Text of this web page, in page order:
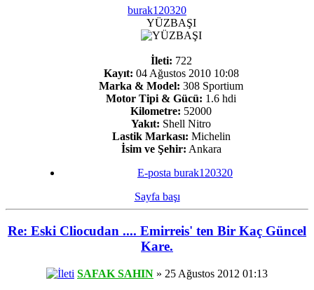
burak120320
YÜZBAŞI
İleti: 722
Kayıt: 04 Ağustos 2010 10:08
Marka & Model: 308 Sportium
Motor Tipi & Gücü: 1.6 hdi
Kilometre: 52000
Yakıt: Shell Nitro
Lastik Markası: Michelin
İsim ve Şehir: Ankara
E-posta burak120320
Sayfa başı
Re: Eski Cliocudan .... Emirreis' ten Bir Kaç Güncel
Kare.
SAFAK SAHIN » 25 Ağustos 2012 01:13